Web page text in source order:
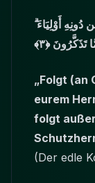
دُونِهِ أَوْلِيَاءَ
تَذَكَّرُونَ ﴿٣﴾
„Folgt (an
eurem
folgt
(Der edle